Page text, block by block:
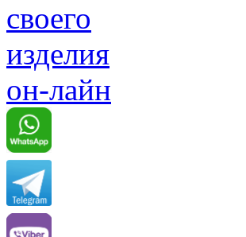
своего
изделия
он-лайн